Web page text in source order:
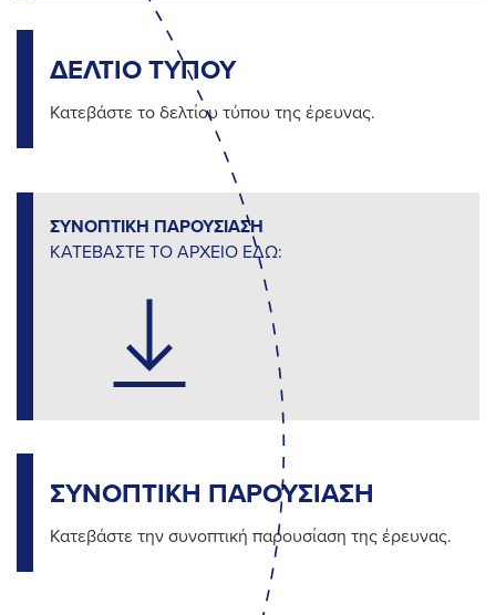
ΔΕΛΤΙΟ ΤΥΠΟΥ
Κατεβάστε το δελτίου τύπου της έρευνας.
ΣΥΝΟΠΤΙΚΗ ΠΑΡΟΥΣΙΑΣΗ
ΚΑΤΕΒΑΣΤΕ ΤΟ ΑΡΧΕΙΟ ΕΔΩ:
ΣΥΝΟΠΤΙΚΗ ΠΑΡΟΥΣΙΑΣΗ
Κατεβάστε την συνοπτική παρουσίαση της έρευνας.